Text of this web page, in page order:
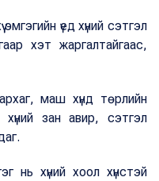
эмгэгийн үед хүний сэтгэл
хэт жаргалтайгаас,
маш хүнд төрлийн
зан авир, сэтгэл
нь хүний хоол хүнстэй